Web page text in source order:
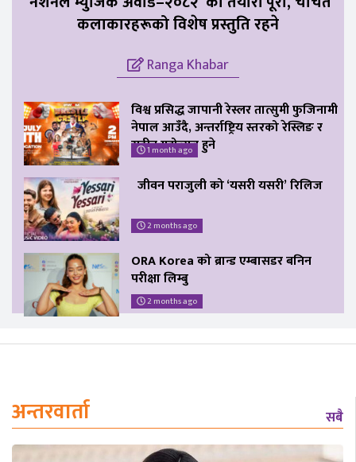
कलाकारहरूको विशेष प्रस्तुति रहने
Ranga Khabar
1 month ago
विश्व प्रसिद्ध जापानी रेस्लर तात्सुमी फुजिनामी
नेपाल आउँदै, अन्तर्राष्ट्रिय स्तरको रेस्लिङ र
सङ्गीत महोत्सव हुने
2 months ago
जीवन पराजुली को ‘यसरी यसरी’ रिलिज
2 months ago
ORA Korea को ब्रान्ड एम्बासडर बनिन
परीक्षा लिम्बु
अन्तरवार्ता सबै